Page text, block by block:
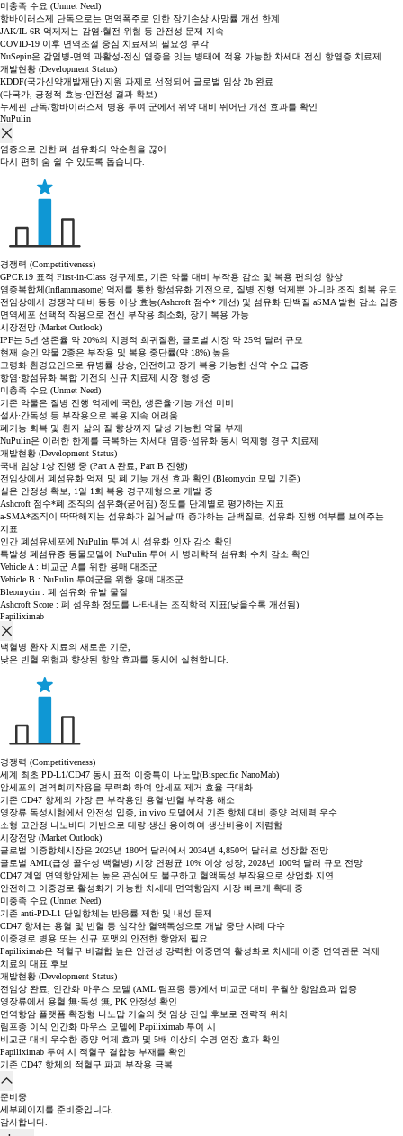
미충족 수요 (Unmet Need)
항바이러스제 단독으로는 면역폭주로 인한 장기손상·사망률 개선 한계
JAK/IL-6R 억제제는 감염·혈전 위험 등 안전성 문제 지속
COVID-19 이후 면역조절 중심 치료제의 필요성 부각
NuSepin은 감염병-면역 과활성-전신 염증을 잇는 병태에 적용 가능한 차세대 전신 항염증 치료제
개발현황 (Development Status)
KDDF(국가신약개발재단) 지원 과제로 선정되어 글로벌 임상 2b 완료
(다국가, 긍정적 효능·안전성 결과 확보)
누세핀 단독/항바이러스제 병용 투여 군에서 위약 대비 뛰어난 개선 효과를 확인
NuPulin
염증으로 인한 폐 섬유화의 악순환을 끊어
다시 편히 숨 쉴 수 있도록 돕습니다.
경쟁력 (Competitiveness)
GPCR19 표적 First-in-Class 경구제로, 기존 약물 대비 부작용 감소 및 복용 편의성 향상
염증복합체(Inflammasome) 억제를 통한 항섬유화 기전으로, 질병 진행 억제뿐 아니라 조직 회복 유도
전임상에서 경쟁약 대비 동등 이상 효능(Ashcroft 점수* 개선) 및 섬유화 단백질 aSMA 발현 감소 입증
면역세포 선택적 작용으로 전신 부작용 최소화, 장기 복용 가능
시장전망 (Market Outlook)
IPF는 5년 생존율 약 20%의 치명적 희귀질환, 글로벌 시장 약 25억 달러 규모
현재 승인 약물 2종은 부작용 및 복용 중단률(약 18%) 높음
고령화·환경요인으로 유병률 상승, 안전하고 장기 복용 가능한 신약 수요 급증
항염·항섬유화 복합 기전의 신규 치료제 시장 형성 중
미충족 수요 (Unmet Need)
기존 약물은 질병 진행 억제에 국한, 생존율·기능 개선 미비
설사·간독성 등 부작용으로 복용 지속 어려움
폐기능 회복 및 환자 삶의 질 향상까지 달성 가능한 약물 부재
NuPulin은 이러한 한계를 극복하는 차세대 염증·섬유화 동시 억제형 경구 치료제
개발현황 (Development Status)
국내 임상 1상 진행 중 (Part A 완료, Part B 진행)
전임상에서 폐섬유화 억제 및 폐 기능 개선 효과 확인 (Bleomycin 모델 기준)
실온 안정성 확보, 1일 1회 복용 경구제형으로 개발 중
Ashcroft 점수*폐 조직의 섬유화(굳어짐) 정도를 단계별로 평가하는 지표
a-SMA*조직이 딱딱해지는 섬유화가 일어날 때 증가하는 단백질로, 섬유화 진행 여부를 보여주는
지표
인간 폐섬유세포에 NuPulin 투여 시 섬유화 인자 감소 확인
특발성 폐섬유증 동물모델에 NuPulin 투여 시 병리학적 섬유화 수치 감소 확인
Vehicle A : 비교군 A를 위한 용매 대조군
Vehicle B : NuPulin 투여군을 위한 용매 대조군
Bleomycin : 폐 섬유화 유발 물질
Ashcroft Score : 폐 섬유화 정도를 나타내는 조직학적 지표(낮을수록 개선됨)
Papiliximab
백혈병 환자 치료의 새로운 기준,
낮은 빈혈 위험과 향상된 항암 효과를 동시에 실현합니다.
경쟁력 (Competitiveness)
세계 최초 PD-L1/CD47 동시 표적 이중특이 나노맙(Bispecific NanoMab)
암세포의 면역회피작용을 무력화 하여 암세포 제거 효율 극대화
기존 CD47 항체의 가장 큰 부작용인 용혈·빈혈 부작용 해소
영장류 독성시험에서 안전성 입증, in vivo 모델에서 기존 항체 대비 종양 억제력 우수
소형·고안정 나노바디 기반으로 대량 생산 용이하여 생산비용이 저렴함
시장전망 (Market Outlook)
글로벌 이중항체시장은 2025년 180억 달러에서 2034년 4,850억 달러로 성장할 전망
글로벌 AML(급성 골수성 백혈병) 시장 연평균 10% 이상 성장, 2028년 100억 달러 규모 전망
CD47 계열 면역항암제는 높은 관심에도 불구하고 혈액독성 부작용으로 상업화 지연
안전하고 이중경로 활성화가 가능한 차세대 면역항암제 시장 빠르게 확대 중
미충족 수요 (Unmet Need)
기존 anti-PD-L1 단일항체는 반응률 제한 및 내성 문제
CD47 항체는 용혈 및 빈혈 등 심각한 혈액독성으로 개발 중단 사례 다수
이중경로 병용 또는 신규 포맷의 안전한 항암제 필요
Papiliximab은 적혈구 비결합·높은 안전성·강력한 이중면역 활성화로 차세대 이중 면역관문 억제
치료의 대표 후보
개발현황 (Development Status)
전임상 완료, 인간화 마우스 모델 (AML·림프종 등)에서 비교군 대비 우월한 항암효과 입증
영장류에서 용혈 無·독성 無, PK 안정성 확인
면역항암 플랫폼 확장형 나노맙 기술의 첫 임상 진입 후보로 전략적 위치
림프종 이식 인간화 마우스 모델에 Papiliximab 투여 시
비교군 대비 우수한 종양 억제 효과 및 5배 이상의 수명 연장 효과 확인
Papiliximab 투여 시 적혈구 결합능 부재를 확인
기존 CD47 항체의 적혈구 파괴 부작용 극복
준비중
세부페이지를 준비중입니다.
감사합니다.